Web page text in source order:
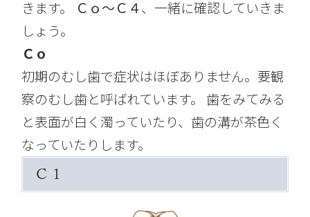
きます。
Ｃｏ～Ｃ４、一緒に確認していきま
しょう。
Ｃｏ
初期のむし歯で症状はほぼありません。要観
察のむし歯と呼ばれています。 歯をみてみる
と表面が白く濁っていたり、歯の溝が茶色く
なっていたりします。
Ｃ１